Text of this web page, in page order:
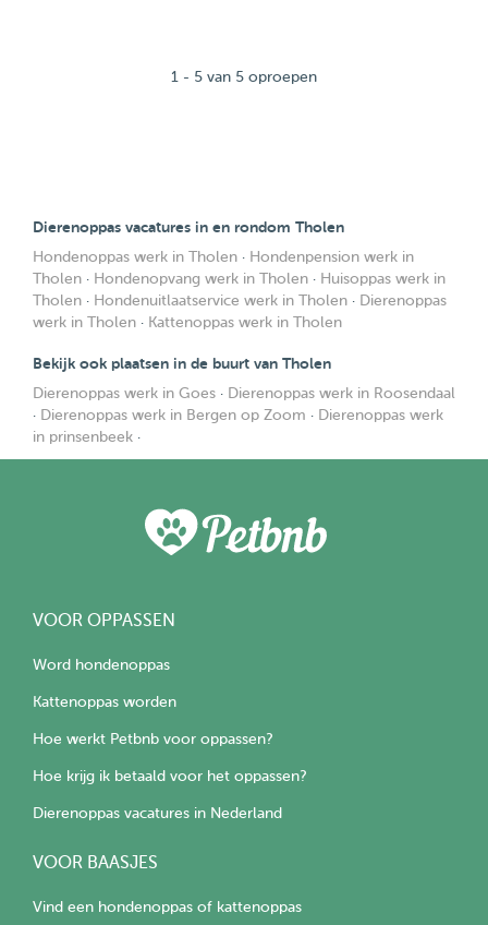
1 - 5 van 5 oproepen
Dierenoppas vacatures in en rondom Tholen
Hondenoppas werk in Tholen · Hondenpension werk in
Tholen · Hondenopvang werk in Tholen · Huisoppas werk in
Tholen · Hondenuitlaatservice werk in Tholen · Dierenoppas
werk in Tholen · Kattenoppas werk in Tholen
Bekijk ook plaatsen in de buurt van Tholen
Dierenoppas werk in Goes · Dierenoppas werk in Roosendaal
· Dierenoppas werk in Bergen op Zoom · Dierenoppas werk
in prinsenbeek ·
VOOR OPPASSEN
Word hondenoppas
Kattenoppas worden
Hoe werkt Petbnb voor oppassen?
Hoe krijg ik betaald voor het oppassen?
Dierenoppas vacatures in Nederland
VOOR BAASJES
Vind een hondenoppas of kattenoppas